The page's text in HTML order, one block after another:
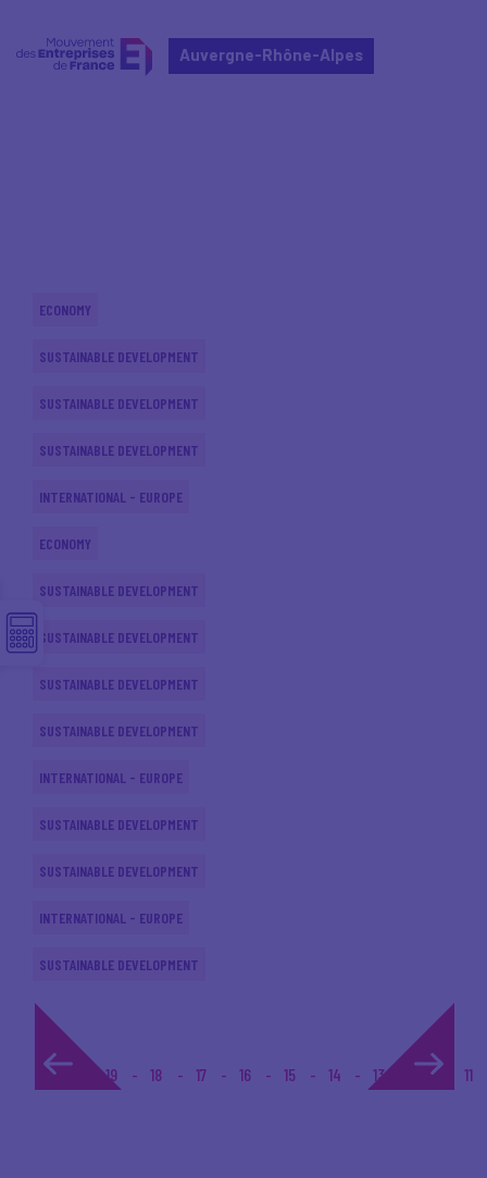
Auvergne-Rhône-Alpes
ECONOMY
SUSTAINABLE DEVELOPMENT
SUSTAINABLE DEVELOPMENT
SUSTAINABLE DEVELOPMENT
INTERNATIONAL - EUROPE
ECONOMY
SUSTAINABLE DEVELOPMENT
SUSTAINABLE DEVELOPMENT
SUSTAINABLE DEVELOPMENT
SUSTAINABLE DEVELOPMENT
INTERNATIONAL - EUROPE
SUSTAINABLE DEVELOPMENT
SUSTAINABLE DEVELOPMENT
INTERNATIONAL - EUROPE
SUSTAINABLE DEVELOPMENT
1... 19 18 17 16 15 14 13 11